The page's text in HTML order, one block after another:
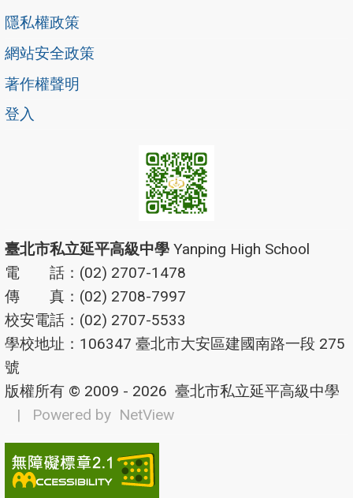
隱私權政策
網站安全政策
著作權聲明
登入
臺北市私立延平高級中學 Yanping High School
電 話：(02) 2707-1478
傳 真：(02) 2708-7997
校安電話：(02) 2707-5533
學校地址：106347 臺北市大安區建國南路一段 275
號
版權所有 © 2009 - 2026 臺北市私立延平高級中學
| Powered by NetView